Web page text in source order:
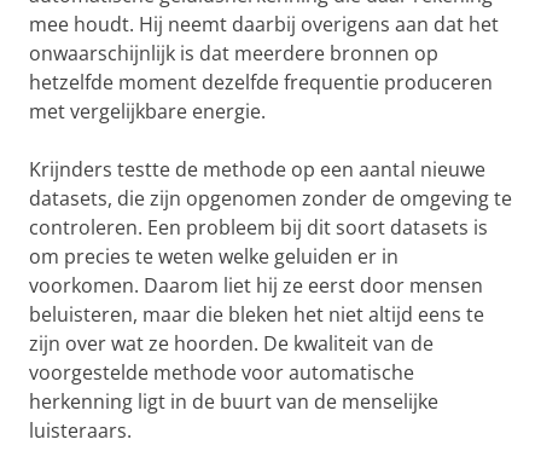
mee houdt. Hij neemt daarbij overigens aan dat het
onwaarschijnlijk is dat meerdere bronnen op
hetzelfde moment dezelfde frequentie produceren
met vergelijkbare energie.
Krijnders testte de methode op een aantal nieuwe
datasets, die zijn opgenomen zonder de omgeving te
controleren. Een probleem bij dit soort datasets is
om precies te weten welke geluiden er in
voorkomen. Daarom liet hij ze eerst door mensen
beluisteren, maar die bleken het niet altijd eens te
zijn over wat ze hoorden. De kwaliteit van de
voorgestelde methode voor automatische
herkenning ligt in de buurt van de menselijke
luisteraars.